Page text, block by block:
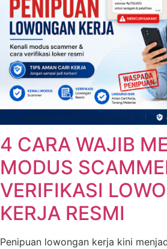
4 CARA WAJIB
MODUS
VERIFIKASI
KERJA RESMI
Penipuan lowongan kerja kini